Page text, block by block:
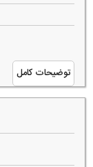
توضیحات کامل